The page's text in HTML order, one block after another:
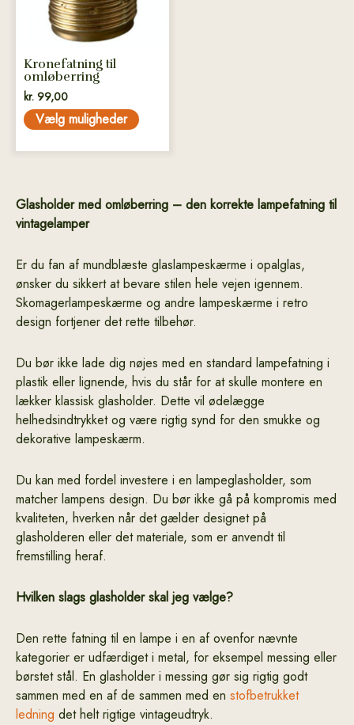
Kronefatning til
omløberring
kr. 99,00
Vælg muligheder
vælges
varesiden
Glasholder med omløberring – den korrekte lampefatning til
vintagelamper
Er du fan af mundblæste glaslampeskærme i opalglas,
ønsker du sikkert at bevare stilen hele vejen igennem.
Skomagerlampeskærme og andre lampeskærme i retro
design fortjener det rette tilbehør.
Du bør ikke lade dig nøjes med en standard lampefatning i
plastik eller lignende, hvis du står for at skulle montere en
lækker klassisk glasholder. Dette vil ødelægge
helhedsindtrykket og være rigtig synd for den smukke og
dekorative lampeskærm.
Du kan med fordel investere i en lampeglasholder, som
matcher lampens design. Du bør ikke gå på kompromis med
kvaliteten, hverken når det gælder designet på
glasholderen eller det materiale, som er anvendt til
fremstilling heraf.
Hvilken slags glasholder skal jeg vælge?
Den rette fatning til en lampe i en af ovenfor nævnte
kategorier er udfærdiget i metal, for eksempel messing eller
børstet stål. En glasholder i messing gør sig rigtig godt
sammen med en af de sammen med en stofbetrukket
ledning det helt rigtige vintageudtryk.